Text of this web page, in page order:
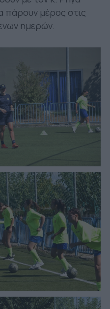
πάρουν μέρος στις
ημερών.